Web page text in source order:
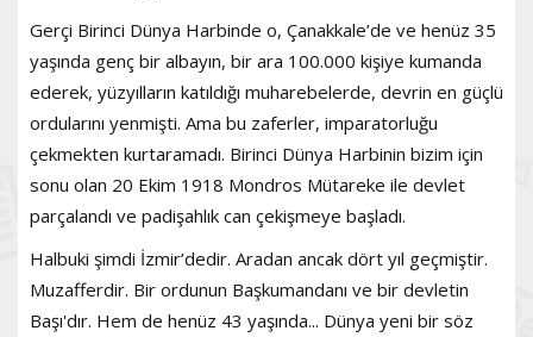
Gerçi Birinci Dünya Harbinde o, Çanakkale’de ve henüz 35
yaşında genç bir albayın, bir ara 100.000 kişiye kumanda
ederek, yüzyılların katıldığı muharebelerde, devrin en güçlü
ordularını yenmişti. Ama bu zaferler, imparatorluğu
çekmekten kurtaramadı. Birinci Dünya Harbinin bizim için
sonu olan 20 Ekim 1918 Mondros Mütareke ile devlet
parçalandı ve padişahlık can çekişmeye başladı.
Halbuki şimdi İzmir’dedir. Aradan ancak dört yıl geçmiştir.
Muzafferdir. Bir ordunun Başkumandanı ve bir devletin
Başı'dır. Hem de henüz 43 yaşında... Dünya yeni bir söz